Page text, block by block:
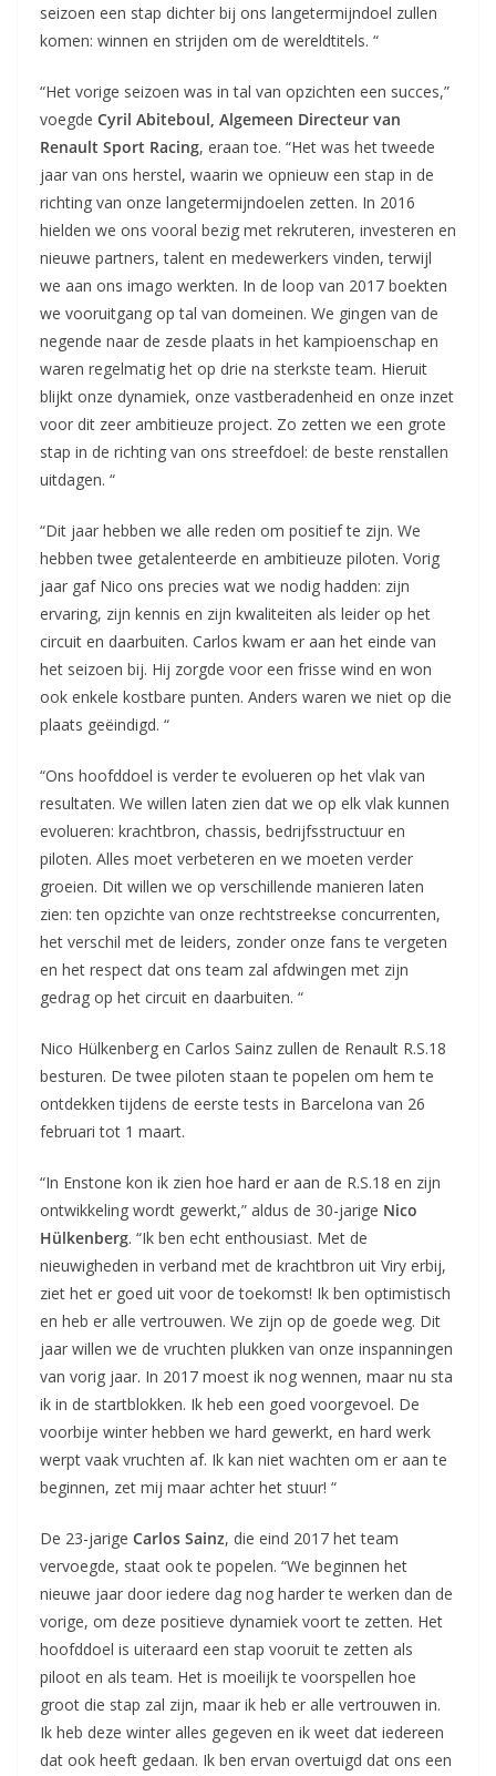
seizoen een stap dichter bij ons langetermijndoel zullen
komen: winnen en strijden om de wereldtitels. “
“Het vorige seizoen was in tal van opzichten een succes,”
voegde Cyril Abiteboul, Algemeen Directeur van
Renault Sport Racing, eraan toe. “Het was het tweede
jaar van ons herstel, waarin we opnieuw een stap in de
richting van onze langetermijndoelen zetten. In 2016
hielden we ons vooral bezig met rekruteren, investeren en
nieuwe partners, talent en medewerkers vinden, terwijl
we aan ons imago werkten. In de loop van 2017 boekten
we vooruitgang op tal van domeinen. We gingen van de
negende naar de zesde plaats in het kampioenschap en
waren regelmatig het op drie na sterkste team. Hieruit
blijkt onze dynamiek, onze vastberadenheid en onze inzet
voor dit zeer ambitieuze project. Zo zetten we een grote
stap in de richting van ons streefdoel: de beste renstallen
uitdagen. “
“Dit jaar hebben we alle reden om positief te zijn. We
hebben twee getalenteerde en ambitieuze piloten. Vorig
jaar gaf Nico ons precies wat we nodig hadden: zijn
ervaring, zijn kennis en zijn kwaliteiten als leider op het
circuit en daarbuiten. Carlos kwam er aan het einde van
het seizoen bij. Hij zorgde voor een frisse wind en won
ook enkele kostbare punten. Anders waren we niet op die
plaats geëindigd. “
“Ons hoofddoel is verder te evolueren op het vlak van
resultaten. We willen laten zien dat we op elk vlak kunnen
evolueren: krachtbron, chassis, bedrijfsstructuur en
piloten. Alles moet verbeteren en we moeten verder
groeien. Dit willen we op verschillende manieren laten
zien: ten opzichte van onze rechtstreekse concurrenten,
het verschil met de leiders, zonder onze fans te vergeten
en het respect dat ons team zal afdwingen met zijn
gedrag op het circuit en daarbuiten. “
Nico Hülkenberg en Carlos Sainz zullen de Renault R.S.18
besturen. De twee piloten staan te popelen om hem te
ontdekken tijdens de eerste tests in Barcelona van 26
februari tot 1 maart.
“In Enstone kon ik zien hoe hard er aan de R.S.18 en zijn
ontwikkeling wordt gewerkt,” aldus de 30-jarige Nico
Hülkenberg. “Ik ben echt enthousiast. Met de
nieuwigheden in verband met de krachtbron uit Viry erbij,
ziet het er goed uit voor de toekomst! Ik ben optimistisch
en heb er alle vertrouwen. We zijn op de goede weg. Dit
jaar willen we de vruchten plukken van onze inspanningen
van vorig jaar. In 2017 moest ik nog wennen, maar nu sta
ik in de startblokken. Ik heb een goed voorgevoel. De
voorbije winter hebben we hard gewerkt, en hard werk
werpt vaak vruchten af. Ik kan niet wachten om er aan te
beginnen, zet mij maar achter het stuur! “
De 23-jarige Carlos Sainz, die eind 2017 het team
vervoegde, staat ook te popelen. “We beginnen het
nieuwe jaar door iedere dag nog harder te werken dan de
vorige, om deze positieve dynamiek voort te zetten. Het
hoofddoel is uiteraard een stap vooruit te zetten als
piloot en als team. Het is moeilijk te voorspellen hoe
groot die stap zal zijn, maar ik heb er alle vertrouwen in.
Ik heb deze winter alles gegeven en ik weet dat iedereen
dat ook heeft gedaan. Ik ben ervan overtuigd dat ons een